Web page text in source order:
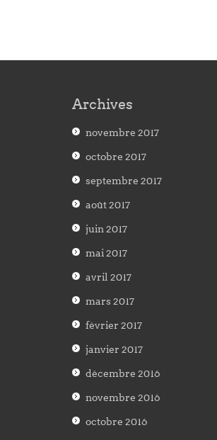
Archives
novembre 2017
octobre 2017
septembre 2017
août 2017
juin 2017
mai 2017
avril 2017
mars 2017
février 2017
janvier 2017
décembre 2016
novembre 2016
octobre 2016